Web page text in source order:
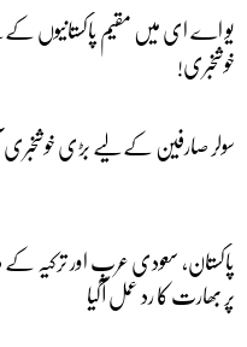
یو اے ای میں مقیم پاکستانیوں
خوشخبری!
سولر صارفین کے لیے بڑی
پاکستان، سعودی عرب اور ترکیہ
پر بھارت کا رد عمل آگیا